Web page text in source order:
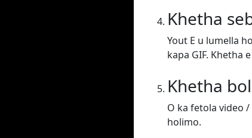
Khetha
Yout E u lumella
kapa GIF. Khetha
Khetha
O ka fetola video
holimo.